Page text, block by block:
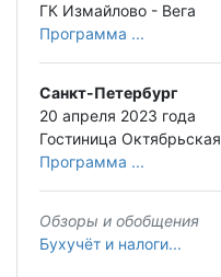
ГК Измайлово - Вега
Программа ...
Санкт-Петербург
20 апреля 2023 года
Гостиница Октябрьская
Программа ...
Обзоры и обобщения
Бухучёт и налоги...